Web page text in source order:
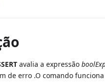
avalia a expressão
de erro .O comando